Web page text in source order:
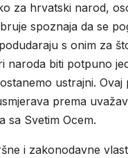
za hrvatski narod,
spoznaja da se
s onim za
naroda biti potpuno
ustrajni.
prema
sa Svetim Ocem.
i zakonodavne